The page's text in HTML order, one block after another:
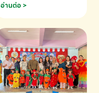
ด.ช.พัทธนันท์ พรหมพันธ์ ชั้น
อนุบาล EP K3 โรงเรียนโชคชัย
แข่งขันคณิตศาสตร์และคณิตคิด
เร็วนานาชาติ ครั้งที่ 46 ประจำปี
2569 ณ ประเทศสิงคโปร์
INTERNATIONAL
MATHEMATICS AND
MENTAL ARITHMETIC
COMPETITION 2026 - ถ้วย
อ่านต่อ >